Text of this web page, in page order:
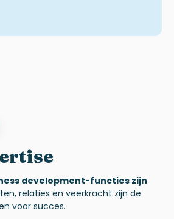
development-functies zijn
relaties en veerkracht zijn de
voor succes.